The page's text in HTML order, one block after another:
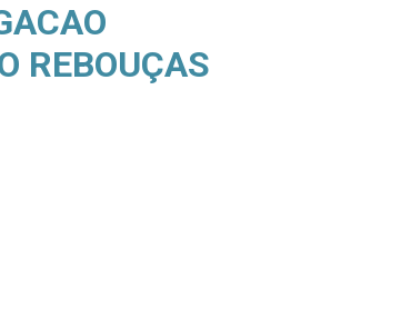
REBOUÇAS